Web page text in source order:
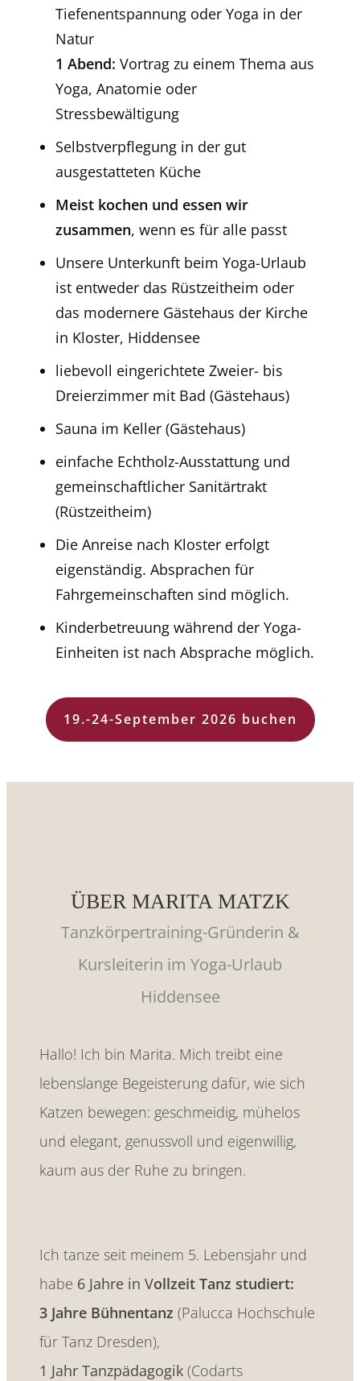
Tiefenentspannung oder Yoga in der
Natur
1 Abend: Vortrag zu einem Thema aus
Yoga, Anatomie oder
Stressbewältigung
Selbstverpflegung in der gut
ausgestatteten Küche
Meist kochen und essen wir
zusammen, wenn es für alle passt
Unsere Unterkunft beim Yoga-Urlaub
ist entweder das Rüstzeitheim oder
das modernere Gästehaus der Kirche
in Kloster, Hiddensee
liebevoll eingerichtete Zweier- bis
Dreierzimmer mit Bad (Gästehaus)
Sauna im Keller (Gästehaus)
einfache Echtholz-Ausstattung und
gemeinschaftlicher Sanitärtrakt
(Rüstzeitheim)
Die Anreise nach Kloster erfolgt
eigenständig. Absprachen für
Fahrgemeinschaften sind möglich.
Kinderbetreuung während der Yoga-
Einheiten ist nach Absprache möglich.
19.-24-September 2026 buchen
ÜBER MARITA MATZK
Tanzkörpertraining-Gründerin &
Kursleiterin im Yoga-Urlaub
Hiddensee
Hallo! Ich bin Marita. Mich treibt eine
lebenslange Begeisterung dafür, wie sich
Katzen bewegen: geschmeidig, mühelos
und elegant, genussvoll und eigenwillig,
kaum aus der Ruhe zu bringen.
Ich tanze seit meinem 5. Lebensjahr und
habe 6 Jahre in Vollzeit Tanz studiert:
3 Jahre Bühnentanz (Palucca Hochschule
für Tanz Dresden),
1 Jahr Tanzpädagogik (Codarts